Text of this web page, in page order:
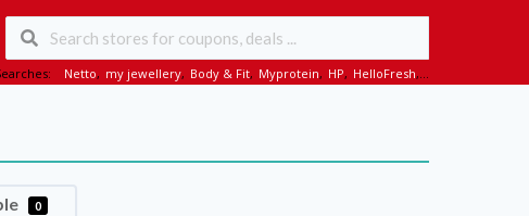
Netto, my jewellery, Body & Fit, Myprotein, HP, HelloFresh,...
0